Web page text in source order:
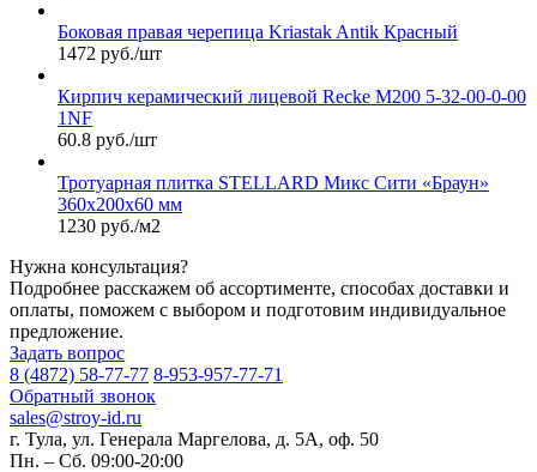
Боковая правая черепица Kriastak Antik Красный
1472 руб./шт
Кирпич керамический лицевой Recke М200 5-32-00-0-00
1NF
60.8 руб./шт
Тротуарная плитка STELLARD Микс Сити «Браун»
360х200х60 мм
1230 руб./м2
Нужна консультация?
Подробнее расскажем об ассортименте, способах доставки и
оплаты, поможем с выбором и подготовим индивидуальное
предложение.
Задать вопрос
8 (4872) 58-77-77 8-953-957-77-71
Обратный звонок
sales@stroy-id.ru
г. Тула, ул. Генерала Маргелова, д. 5А, оф. 50
Пн. – Cб. 09:00-20:00